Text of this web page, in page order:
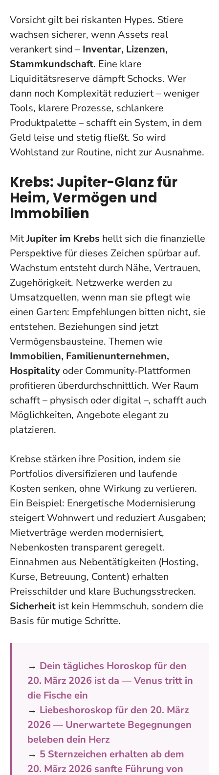
Vorsicht gilt bei riskanten Hypes. Stiere
wachsen sicherer, wenn Assets real
verankert sind – Inventar, Lizenzen,
Stammkundschaft. Eine klare
Liquiditätsreserve dämpft Schocks. Wer
dann noch Komplexität reduziert – weniger
Tools, klarere Prozesse, schlankere
Produktpalette – schafft ein System, in dem
Geld leise und stetig fließt. So wird
Wohlstand zur Routine, nicht zur Ausnahme.
Krebs: Jupiter-Glanz für
Heim, Vermögen und
Immobilien
MitJupiter im Krebs hellt sich die finanzielle
Perspektive für dieses Zeichen spürbar auf.
Wachstum entsteht durch Nähe, Vertrauen,
Zugehörigkeit. Netzwerke werden zu
Umsatzquellen, wenn man sie pflegt wie
einen Garten: Empfehlungen bitten nicht, sie
entstehen. Beziehungen sind jetzt
Vermögensbausteine. Themen wie
Immobilien, Familienunternehmen,
Hospitality oder Community‑Plattformen
profitieren überdurchschnittlich. Wer Raum
schafft – physisch oder digital –, schafft auch
Möglichkeiten, Angebote elegant zu
platzieren.
Krebse stärken ihre Position, indem sie
Portfolios diversifizieren und laufende
Kosten senken, ohne Wirkung zu verlieren.
Ein Beispiel: Energetische Modernisierung
steigert Wohnwert und reduziert Ausgaben;
Mietverträge werden modernisiert,
Nebenkosten transparent geregelt.
Einnahmen aus Nebentätigkeiten (Hosting,
Kurse, Betreuung, Content) erhalten
Preisschilder und klare Buchungsstrecken.
Sicherheit ist kein Hemmschuh, sondern die
Basis für mutige Schritte.
→ Dein tägliches Horoskop für den
20. März 2026 ist da — Venus tritt in
die Fische ein
→ Liebeshoroskop für den 20. März
2026 — Unerwartete Begegnungen
beleben dein Herz
→ 5 Sternzeichen erhalten ab dem
20. März 2026 sanfte Führung von